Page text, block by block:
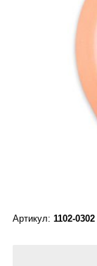
Артикул: 1102-0302